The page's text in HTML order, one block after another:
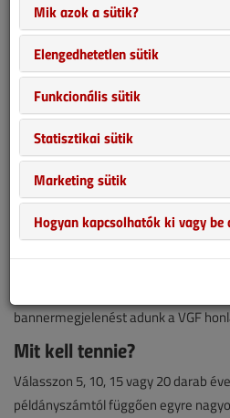
Vásároljon legalább 5 db VGF&HKL
vásárlóinak, partnereinek és azon
megkapja hazánk piacvezető
választott példányszámban, most
bannermegjelenést adunk a VGF
Mit kell tennie?
Válasszon 5, 10, 15 vagy 20 darab
példányszámtól függően egyre
Mik azok a sütik?
Elengedhetetlen sütik
Funkcionális sütik
Statisztikai sütik
Marketing sütik
Hogyan kapcsolhatók ki vagy be